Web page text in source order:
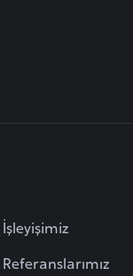
İşleyişimiz
Referanslarımız